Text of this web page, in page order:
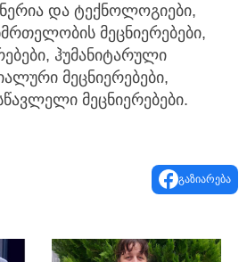
და ტექნოლოგიები,
მეცნიერებები,
ჰუმანიტარული
მეცნიერებები,
მეცნიერებები.
გაზიარება